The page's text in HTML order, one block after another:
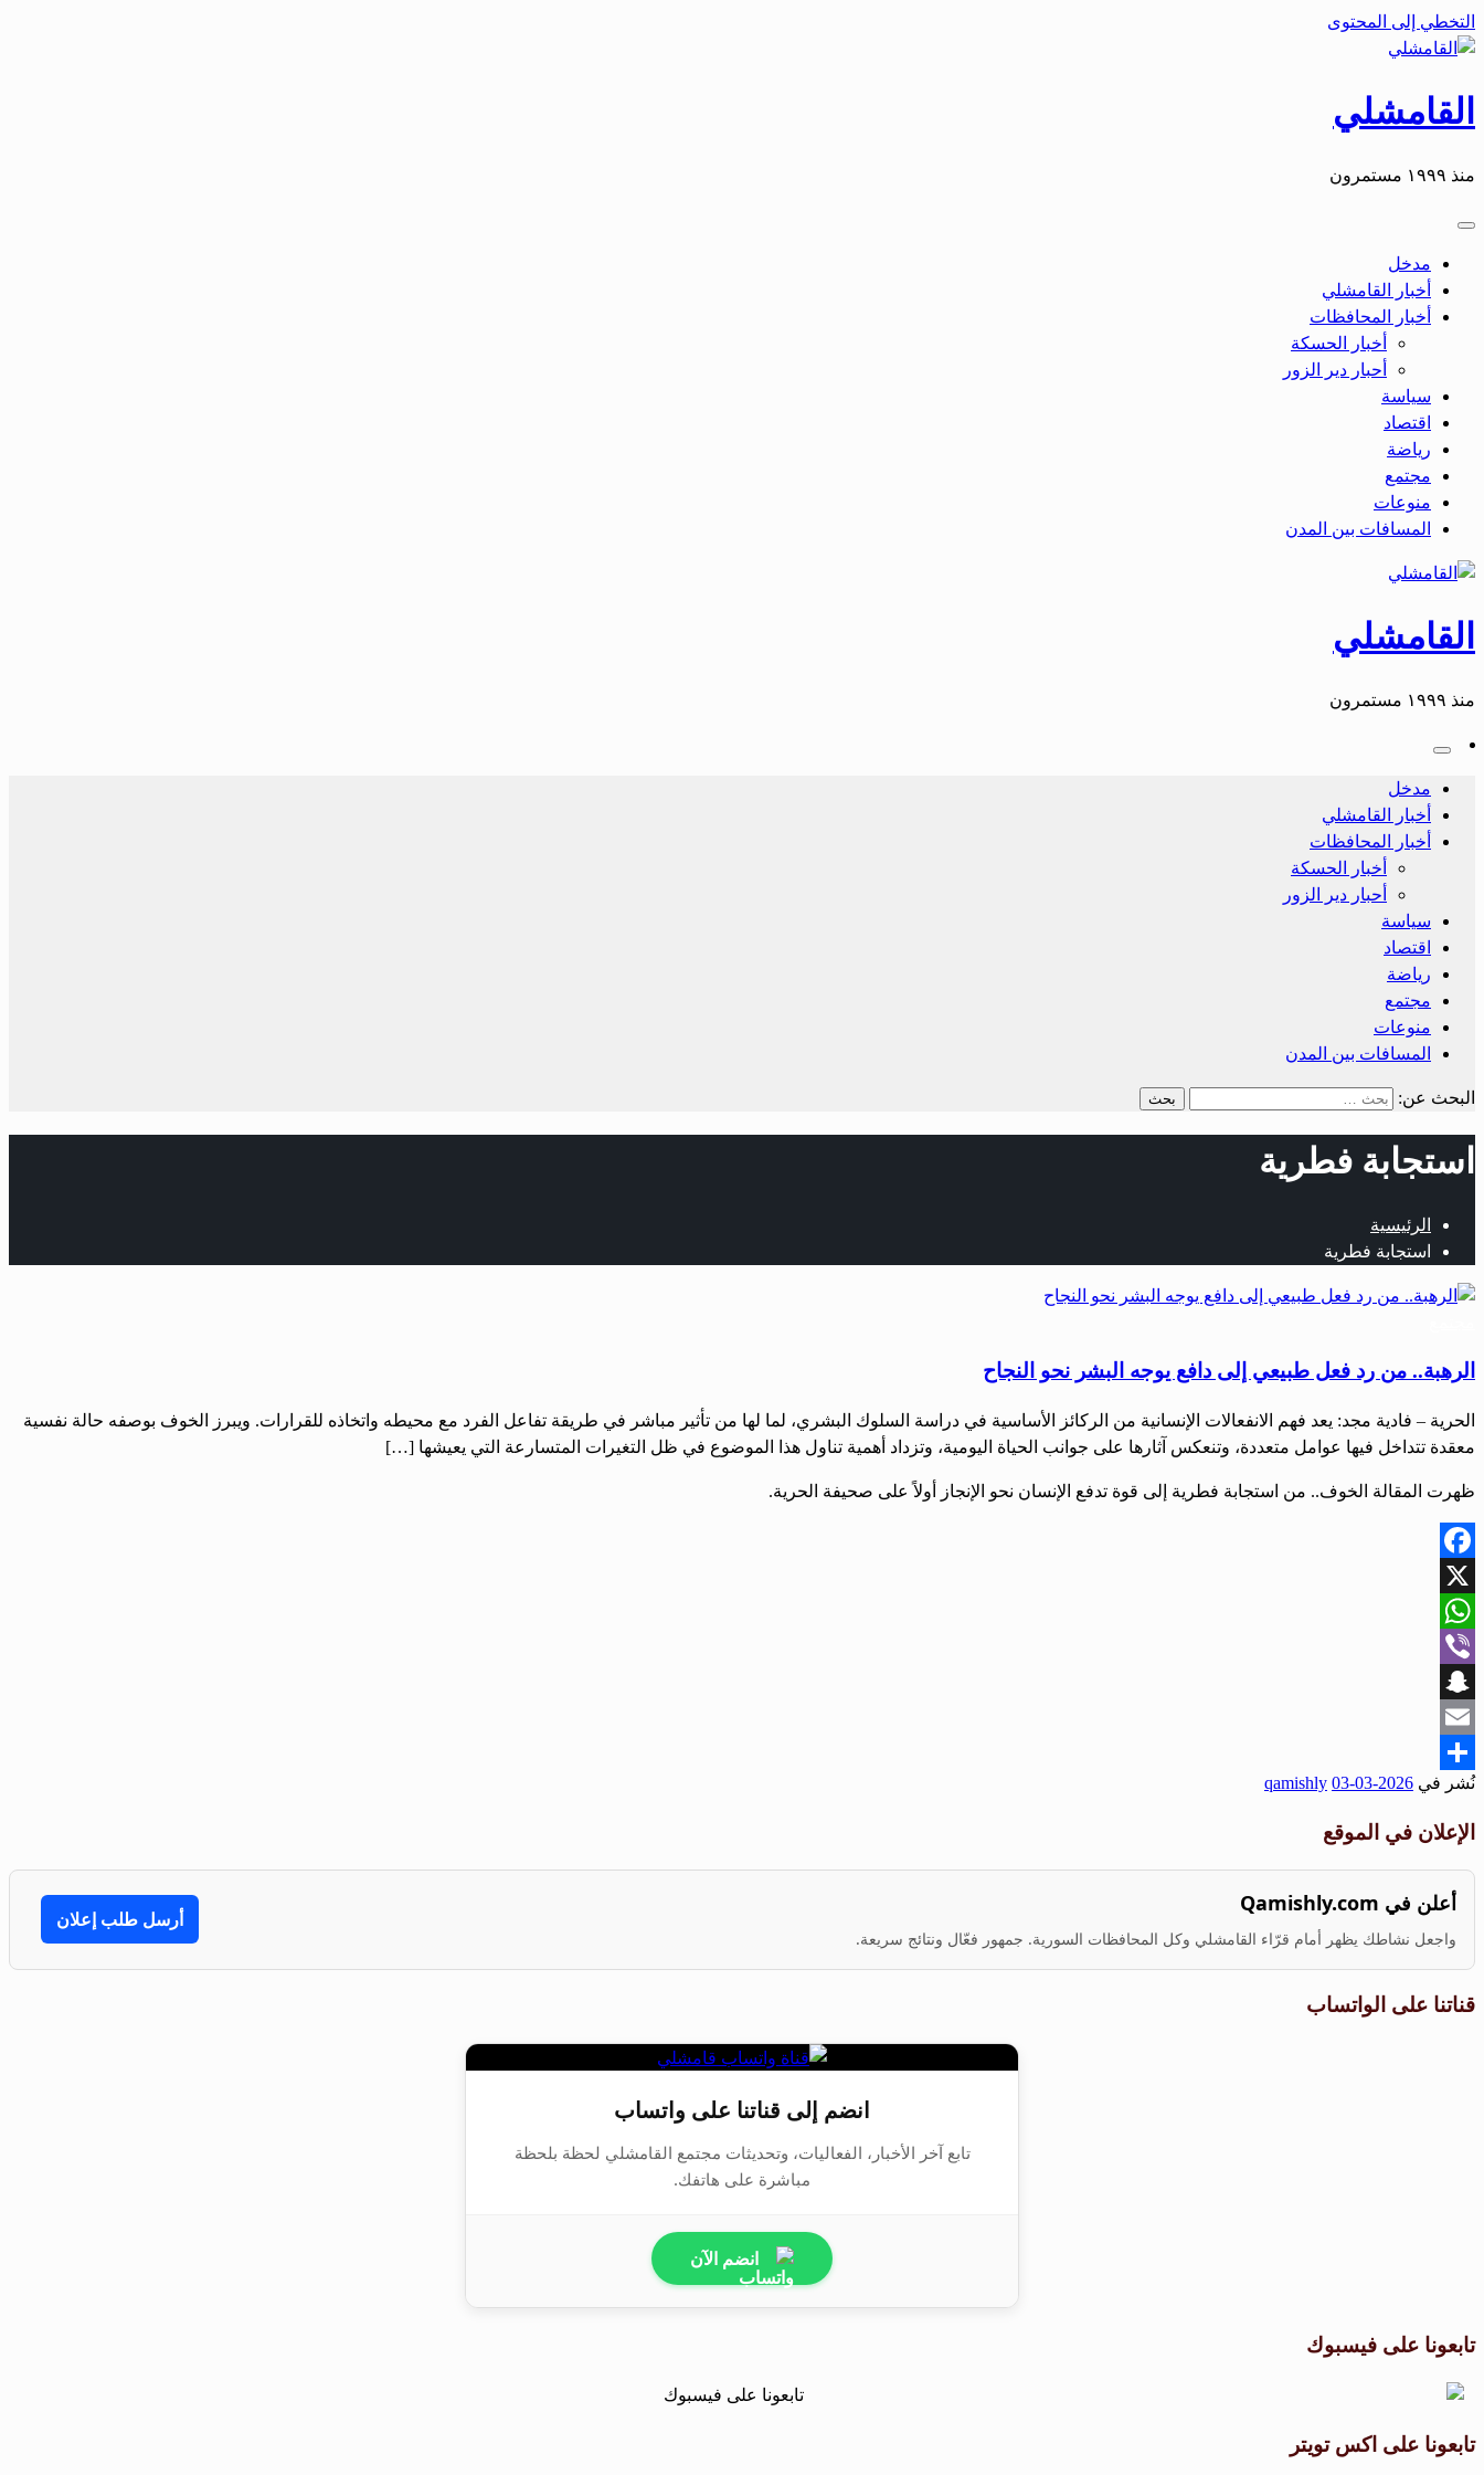
التخطي إلى المحتوى
القامشلي
منذ ١٩٩٩ مستمرون
مدخل
أخبار القامشلي
أخبار المحافظات
أخبار الحسكة
أحبار دير الزور
سياسة
اقتصاد
رياضة
مجتمع
منوعات
المسافات بين المدن
القامشلي
منذ ١٩٩٩ مستمرون
مدخل
أخبار القامشلي
أخبار المحافظات
أخبار الحسكة
أحبار دير الزور
سياسة
اقتصاد
رياضة
مجتمع
منوعات
المسافات بين المدن
البحث عن:
استجابة فطرية
الرئيسية
استجابة فطرية
الرهبة.. من رد فعل طبيعي إلى دافع يوجه البشر نحو النجاح
‏‏الحرية – فادية مجد: ‏يعد فهم الانفعالات الإنسانية من الركائز الأساسية في دراسة السلوك البشري، لما لها من تأثير مباشر في طريقة تفاعل الفرد مع محيطه واتخاذه للقرارات. ‏ويبرز الخوف بوصفه حالة نفسية
معقدة تتداخل فيها عوامل متعددة، وتنعكس آثارها على جوانب الحياة اليومية، وتزداد أهمية تناول هذا الموضوع في ظل التغيرات المتسارعة التي يعيشها […]
ظهرت المقالة الخوف.. من استجابة فطرية إلى قوة تدفع الإنسان نحو الإنجاز أولاً على صحيفة الحرية.
Facebook
X
WhatsApp
Viber
Snapchat
Email
Share
نُشر في 2026-03-03
qamishly
الإعلان في الموقع
أعلن في Qamishly.com
واجعل نشاطك يظهر أمام قرّاء القامشلي وكل المحافظات السورية. جمهور فعّال ونتائج سريعة.
أرسل طلب إعلان
قناتنا على الواتساب
انضم إلى قناتنا على واتساب
تابع آخر الأخبار، الفعاليات، وتحديثات مجتمع القامشلي لحظة بلحظة
مباشرة على هاتفك.
انضم الآن
تابعونا على فيسبوك
تابعونا على اكس تويتر